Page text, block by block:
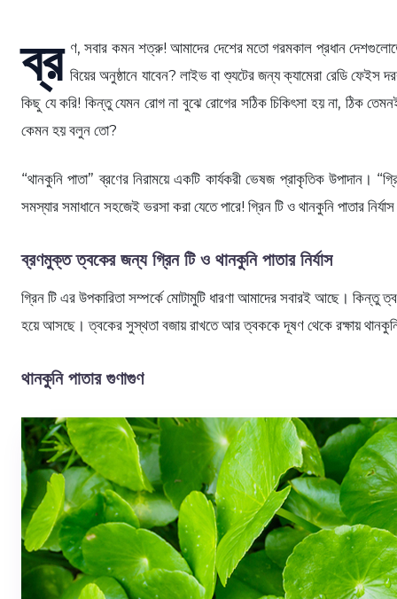
ব্র ণ, সবার কমন শত্রু! আমাদের দেশের মতো গরমকাল প্রধান
বিয়ের অনুষ্ঠানে যাবেন? লাইভ বা শ্যুটের জন্য ক্যামেরা রেডি
কিছু যে করি! কিন্তু যেমন রোগ না বুঝে রোগের সঠিক চিকিৎসা হয় না, ঠিক
কেমন হয় বলুন তো?
“থানকুনি পাতা” ব্রণের নিরাময়ে একটি কার্যকরী ভেষজ প্রাকৃতিক
সমস্যার সমাধানে সহজেই ভরসা করা যেতে পারে! গ্রিন টি ও থানকুনি পাতার
ব্রণমুক্ত ত্বকের জন্য গ্রিন টি ও থানকুনি পাতার নির্যাস
গ্রিন টি এর উপকারিতা সম্পর্কে মোটামুটি ধারণা আমাদের সবারই আছে। কিন্তু
হয়ে আসছে। ত্বকের সুস্থতা বজায় রাখতে আর ত্বককে দূষণ থেকে রক্ষায়
থানকুনি পাতার গুণাগুণ